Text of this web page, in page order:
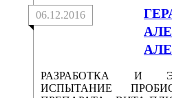
06.12.2016
РАЗРАБОТКА И
ИСПЫТАНИЕ